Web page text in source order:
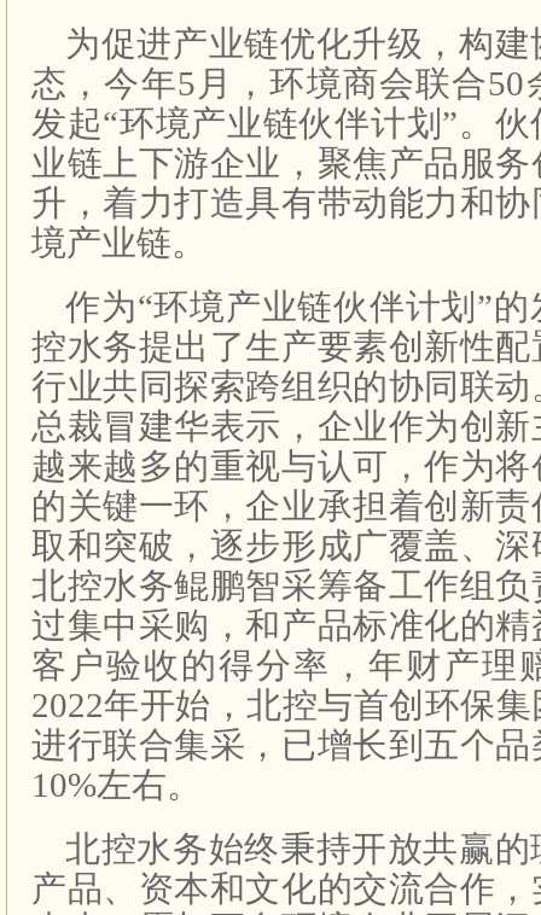
为促进产业链优化升级，构
态，今年5月，环境商会联合50
发起“环境产业链伙伴计划”。
业链上下游企业，聚焦产品服
升，着力打造具有带动能力和
境产业链。
作为“环境产业链伙伴计划”
控水务提出了生产要素创新性
行业共同探索跨组织的协同联
总裁冒建华表示，企业作为创
越来越多的重视与认可，作为
的关键一环，企业承担着创新
取和突破，逐步形成广覆盖、
北控水务鲲鹏智采筹备工作组
过集中采购，和产品标准化的
客户验收的得分率，年财产理
2022年开始，北控与首创环保
进行联合集采，已增长到五个
10%左右。
北控水务始终秉持开放共赢
产品、资本和文化的交流合作